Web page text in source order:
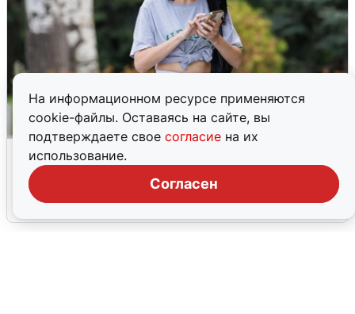
На информационном ресурсе применяются
cookie-файлы. Оставаясь на сайте, вы
подтверждаете свое согласие на их
использование.
Согласен
Волгоградцы остались без
мобильного интернета
6 августа 0